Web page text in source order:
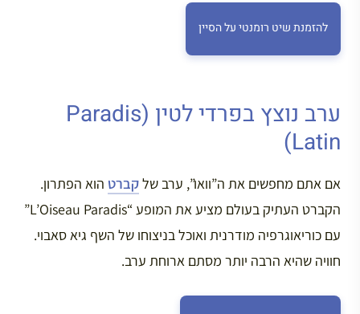
להזמנת שיט רומנטי על הסיין
ערב נוצץ בפרדי לטין (Paradis
Latin)
אם אתם מחפשים את ה”וואו”, ערב שלקברט הוא הפתרון.
הקברט העתיק בעולם מציע את המופע “L’Oiseau Paradis”
עם כוריאוגרפיה מודרנית ואוכל בניצוחו של השף גיא סאבוי.
חוויה שהיא הרבה יותר מסתם ארוחת ערב.